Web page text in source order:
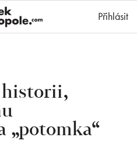
Přihlásit
historii,
„potomka“